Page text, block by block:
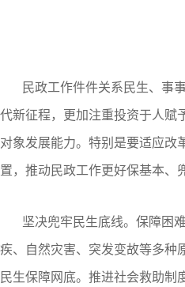
民政工作件件关系民生、事
代新征程，更加注重投资于人赋
对象发展能力。特别是要适应改
置，推动民政工作更好保基本、
坚决兜牢民生底线。保障困
疾、自然灾害、突发变故等多种
民生保障网底。推进社会救助